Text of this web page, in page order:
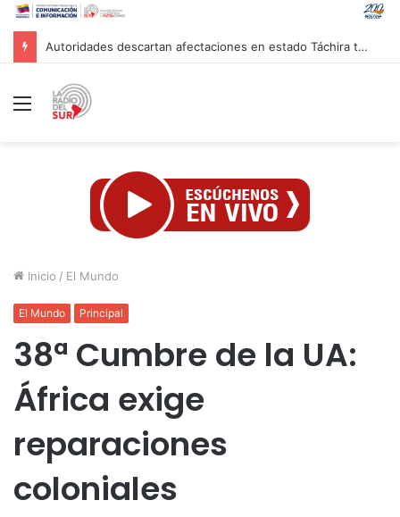
Ministerio de Transporte evalúa proyectos para potenciar la movilidad nacional
Menú
Inicio / El Mundo
El Mundo Principal
38ª Cumbre de la UA:
África exige
reparaciones
coloniales